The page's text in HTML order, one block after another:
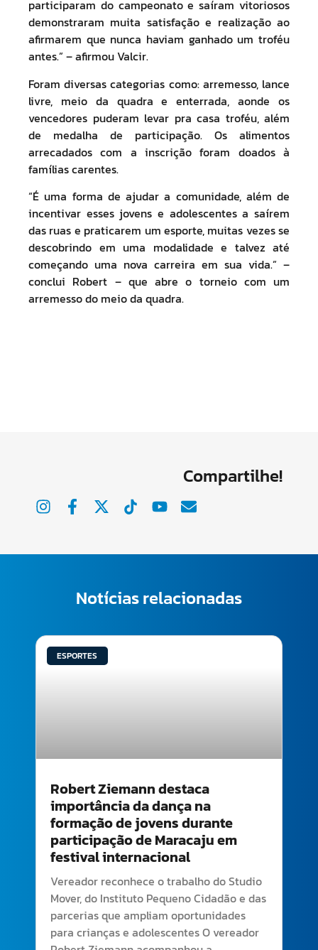
participaram do campeonato e saíram vitoriosos
demonstraram muita satisfação e realização ao
afirmarem que nunca haviam ganhado um troféu
antes.” – afirmou Valcir.
Foram diversas categorias como: arremesso, lance
livre, meio da quadra e enterrada, aonde os
vencedores puderam levar pra casa troféu, além
de medalha de participação. Os alimentos
arrecadados com a inscrição foram doados à
famílias carentes.
“É uma forma de ajudar a comunidade, além de
incentivar esses jovens e adolescentes a saírem
das ruas e praticarem um esporte, muitas vezes se
descobrindo em uma modalidade e talvez até
começando uma nova carreira em sua vida.” –
conclui Robert – que abre o torneio com um
arremesso do meio da quadra.
Compartilhe!
Notícias relacionadas
ESPORTES
Robert Ziemann destaca
importância da dança na
formação de jovens durante
participação de Maracaju em
festival internacional
Vereador reconhece o trabalho do Studio
Mover, do Instituto Pequeno Cidadão e das
parcerias que ampliam oportunidades
para crianças e adolescentes O vereador